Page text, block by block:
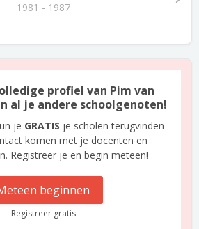
1981 - 1987
profiel van Pim van
al je andere schoolgenoten!
je GRATIS je scholen terugvinden
komen met je docenten en
Registreer je en begin meteen!
beginnen
Registreer gratis